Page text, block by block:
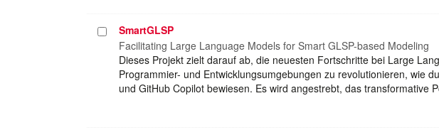
Projekt
auswählen
SmartGLSP
Facilitating Large Language Models for Smart GLSP-based Modeling
Dieses Projekt zielt darauf ab, die neuesten Fortschritte bei Large
Programmier- und Entwicklungsumgebungen zu revolutionieren, wie
und GitHub Copilot bewiesen. Es wird angestrebt, das transformative